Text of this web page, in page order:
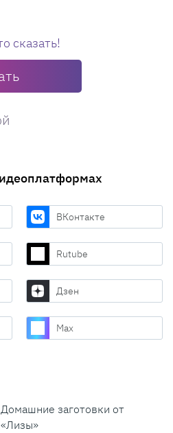
сказать!
ВКонтакте
Rutube
Дзен
Max
Домашние заготовки от
«Лизы»